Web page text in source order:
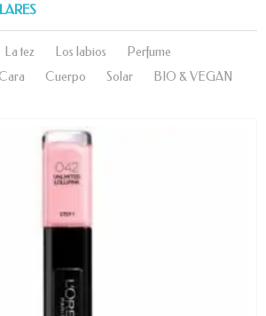
La tez Los labios
Perfume
Cuerpo Solar BIO & VEGAN